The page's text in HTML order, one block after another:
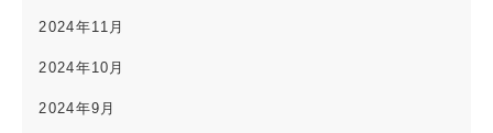
2024年11月
2024年10月
2024年9月